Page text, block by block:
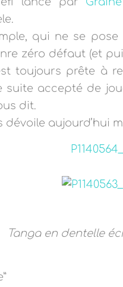
qui ne se
zéro défaut (et
toujours prête à
suite accepté de
dit.
dévoile aujourd’hui
Tanga en dentelle